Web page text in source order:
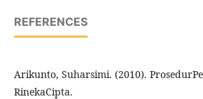
REFERENCES
Arikunto, Suharsimi. (2010).
RinekaCipta.